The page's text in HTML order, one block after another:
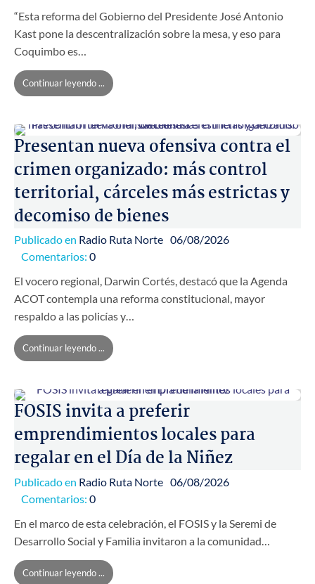
“Esta reforma del Gobierno del Presidente José Antonio
Kast pone la descentralización sobre la mesa, y eso para
Coquimbo es…
Continuar leyendo ...
Presentan nueva ofensiva contra el
crimen organizado: más control
territorial, cárceles más estrictas y
decomiso de bienes
Publicado en Radio Ruta Norte 06/08/2026
Comentarios: 0
El vocero regional, Darwin Cortés, destacó que la Agenda
ACOT contempla una reforma constitucional, mayor
respaldo a las policías y…
Continuar leyendo ...
FOSIS invita a preferir
emprendimientos locales para
regalar en el Día de la Niñez
Publicado en Radio Ruta Norte 06/08/2026
Comentarios: 0
En el marco de esta celebración, el FOSIS y la Seremi de
Desarrollo Social y Familia invitaron a la comunidad…
Continuar leyendo ...